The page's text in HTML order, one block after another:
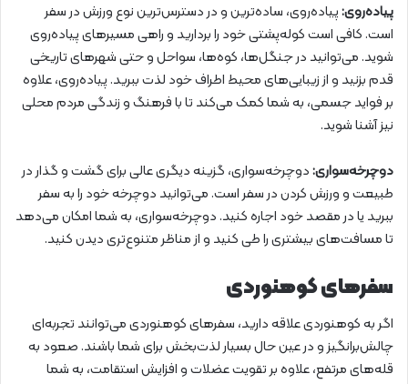
پیاده‌روی:پیاده‌روی، ساده‌ترین و در دسترس‌ترین نوع ورزش در سفر
است. کافی است کوله‌پشتی خود را بردارید و راهی مسیرهای پیاده‌روی
شوید. می‌توانید در جنگل‌ها، کوه‌ها، سواحل و حتی شهرهای تاریخی
قدم بزنید و از زیبایی‌های محیط اطراف خود لذت ببرید. پیاده‌روی، علاوه
بر فواید جسمی، به شما کمک می‌کند تا با فرهنگ و زندگی مردم محلی
نیز آشنا شوید.
دوچرخه‌سواری:دوچرخه‌سواری، گزینه دیگری عالی برای گشت و گذار در
طبیعت و ورزش کردن در سفر است. می‌توانید دوچرخه خود را به سفر
ببرید یا در مقصد خود اجاره کنید. دوچرخه‌سواری، به شما امکان می‌دهد
تا مسافت‌های بیشتری را طی کنید و از مناظر متنوع‌تری دیدن کنید.
سفرهای کوهنوردی
اگر به کوهنوردی علاقه دارید، سفرهای کوهنوردی می‌توانند تجربه‌ای
چالش‌برانگیز و در عین حال بسیار لذت‌بخش برای شما باشند. صعود به
قله‌های مرتفع، علاوه بر تقویت عضلات و افزایش استقامت، به شما